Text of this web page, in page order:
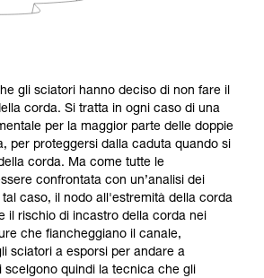
gli sciatori hanno deciso di non fare il
corda. Si tratta in ogni caso di una
per la maggior parte delle doppie
per proteggersi dalla caduta quando si
corda. Ma come tutte le
confrontata con un’analisi dei
caso, il nodo all'estremità della corda
il rischio di incastro della corda nei
che fiancheggiano il canale,
sciatori a esporsi per andare a
scelgono quindi la tecnica che gli